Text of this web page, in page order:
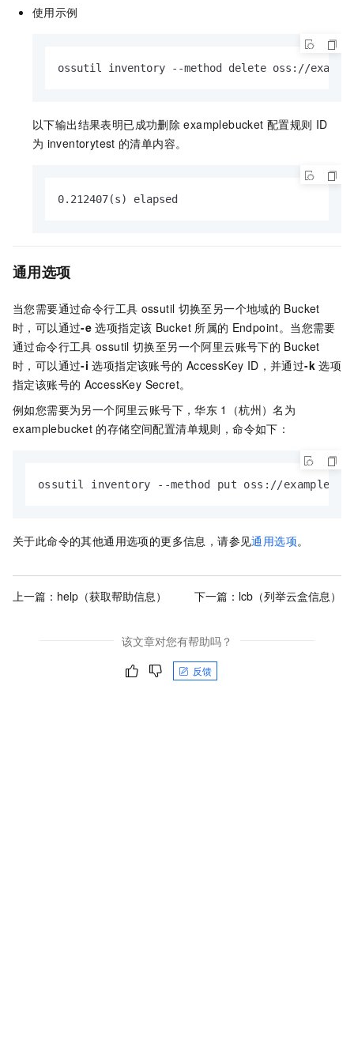
使用示例
ossutil inventory --method delete oss://
以下输出结果表明已成功删除 examplebucket 配置规则 ID
为 inventorytest 的清单内容。
0.212407(s) elapsed
通用选项
当您需要通过命令行工具 ossutil 切换至另一个地域的 Bucket
时，可以通过-e 选项指定该 Bucket 所属的 Endpoint。当您需要
通过命令行工具 ossutil 切换至另一个阿里云账号下的 Bucket
时，可以通过-i 选项指定该账号的 AccessKey ID，并通过-k 选项
指定该账号的 AccessKey Secret。
例如您需要为另一个阿里云账号下，华东 1（杭州）名为
examplebucket 的存储空间配置清单规则，命令如下：
ossutil inventory --method put oss://
关于此命令的其他通用选项的更多信息，请参见通用选项。
上一篇： help（获取帮助信息） 下一篇： lcb（列举云盒信息）
该文章对您有帮助吗？
反馈